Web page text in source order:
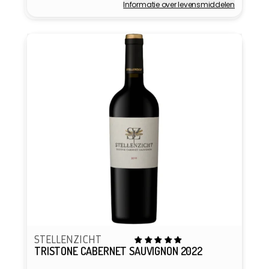
Informatie over levensmiddelen
STELLENZICHT
TRISTONE CABERNET SAUVIGNON 2022